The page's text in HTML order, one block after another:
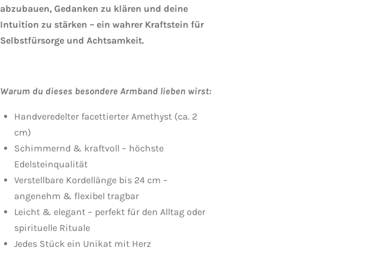
abzubauen, Gedanken zu klären und deine
Intuition zu stärken – ein wahrer Kraftstein für
Selbstfürsorge und Achtsamkeit.
Warum du dieses besondere Armband lieben wirst:
Handveredelter facettierter Amethyst (ca. 2
cm)
Schimmernd & kraftvoll – höchste
Edelsteinqualität
Verstellbare Kordellänge bis 24 cm –
angenehm & flexibel tragbar
Leicht & elegant – perfekt für den Alltag oder
spirituelle Rituale
Jedes Stück ein Unikat mit Herz